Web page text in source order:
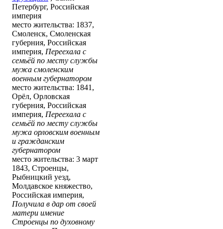
Петербург, Российская
империя
место жительства: 1837,
Смоленск, Смоленская
губерния, Российская
империя, Переехала с
семьёй по месту службы
мужа смоленским
военным губернатором
место жительства: 1841,
Орёл, Орловская
губерния, Российская
империя, Переехала с
семьёй по месту службы
мужа орловским военным
и гражданским
губернатором
место жительства: 3 март
1843, Строенцы,
Рыбницкий уезд,
Молдавское княжество,
Российская империя,
Получила в дар от своей
матери имение
Стро́енцы по духовному